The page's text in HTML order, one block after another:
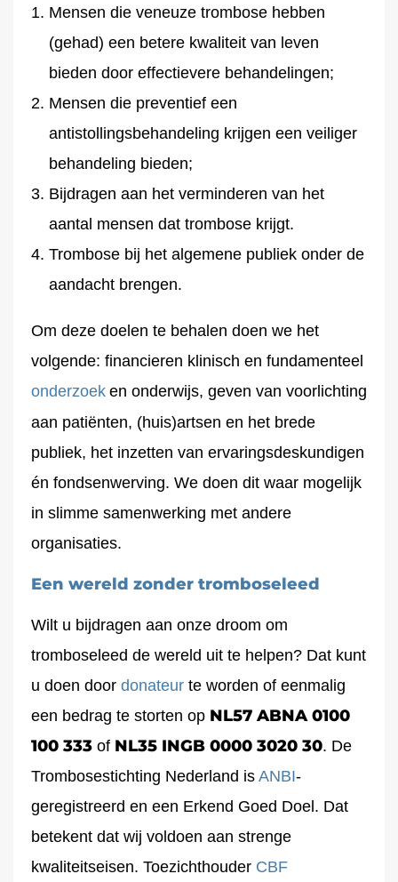
Mensen die veneuze trombose hebben
(gehad) een betere kwaliteit van leven
bieden door effectievere behandelingen;
Mensen die preventief een
antistollingsbehandeling krijgen een veiliger
behandeling bieden;
Bijdragen aan het verminderen van het
aantal mensen dat trombose krijgt.
Trombose bij het algemene publiek onder de
aandacht brengen.
Om deze doelen te behalen doen we het
volgende: financieren klinisch en fundamenteel
onderzoek en onderwijs, geven van voorlichting
aan patiënten, (huis)artsen en het brede
publiek, het inzetten van ervaringsdeskundigen
én fondsenwerving. We doen dit waar mogelijk
in slimme samenwerking met andere
organisaties.
Een wereld zonder tromboseleed
Wilt u bijdragen aan onze droom om
tromboseleed de wereld uit te helpen? Dat kunt
u doen door donateur te worden of eenmalig
een bedrag te storten op NL57 ABNA 0100
100 333 of NL35 INGB 0000 3020 30. De
Trombosestichting Nederland is ANBI-
geregistreerd en een Erkend Goed Doel. Dat
betekent dat wij voldoen aan strenge
kwaliteitseisen. Toezichthouder CBF